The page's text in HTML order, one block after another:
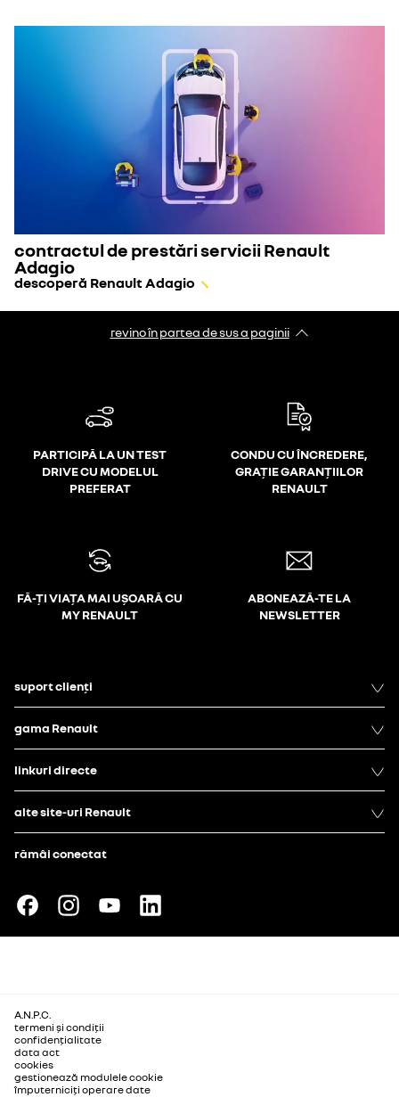
contractul de prestări servicii Renault
Adagio
descoperă Renault Adagio
revino în partea de sus a paginii
PARTICIPĂ LA UN TEST
DRIVE CU MODELUL
PREFERAT
CONDU CU ÎNCREDERE,
GRAȚIE GARANȚIILOR
RENAULT
FĂ-ȚI VIAȚA MAI UȘOARĂ CU
MY RENAULT
ABONEAZĂ-TE LA
NEWSLETTER
suport clienți
gama Renault
linkuri directe
alte site-uri Renault
rămâi conectat
A.N.P.C.
termeni și condiții
confidențialitate
data act
cookies
gestionează modulele cookie
împuterniciți operare date